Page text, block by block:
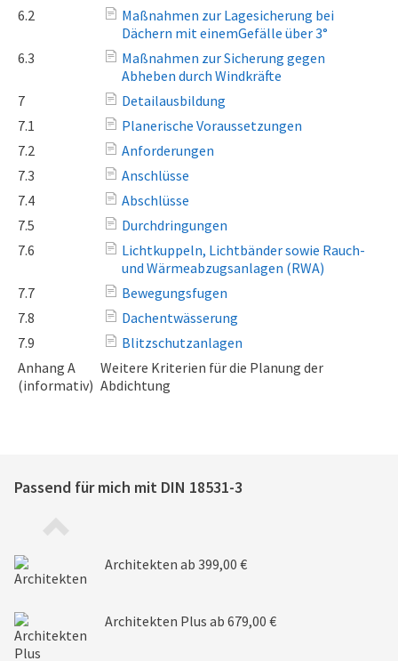
6.2
Maßnahmen zur Lagesicherung bei
Dächern mit einemGefälle über 3°
6.3
Maßnahmen zur Sicherung gegen
Abheben durch Windkräfte
7
Detailausbildung
7.1
Planerische Voraussetzungen
7.2
Anforderungen
7.3
Anschlüsse
7.4
Abschlüsse
7.5
Durchdringungen
7.6
Lichtkuppeln, Lichtbänder sowie Rauch-
und Wärmeabzugsanlagen (RWA)
7.7
Bewegungsfugen
7.8
Dachentwässerung
7.9
Blitzschutzanlagen
Anhang A
(informativ)
Weitere Kriterien für die Planung der
Abdichtung
Passend für mich mit DIN 18531-3
Architekten ab 399,00 €
Architekten Plus ab 679,00 €